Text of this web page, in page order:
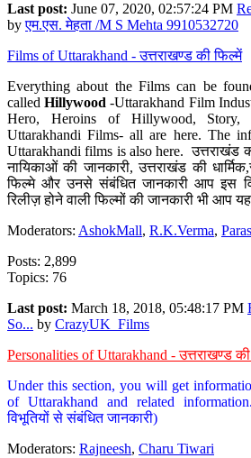
Last post: June 07, 2020, 02:57:24 PM
byएम.एस. मेहता /M S Mehta 9910532720
Films of Uttarakhand - उत्तराखण्ड की फिल्में
Everything about the Films can be
calledHillywood-Uttarakhand Film
Hero, Heroins of Hillywood, Story,
Uttarakhandi Films- all are here. The
Uttarakhandi films is also here. उत्तराखंड
नायिकाओं की जानकारी, उत्तराखंड की
फिल्मे और उनसे संबंधित जानकारी आप इस
रिलीज़ होने वाली फिल्मों की जानकारी भी आप
Moderators: AshokMall, R.K.Verma,
Posts: 2,899
Topics: 76
Last post: March 18, 2018, 05:48:17 PM
So... by CrazyUK_Films
Personalities of Uttarakhand - उत्तराखण्ड की
Under this section, you will get
of Uttarakhand and related
विभूतियों से संबंधित जानकारी)
Moderators: Rajneesh, Charu Tiwari